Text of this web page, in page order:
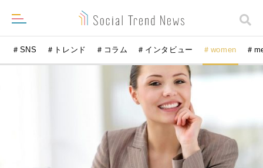
＃SNS ＃トレンド ＃コラム ＃インタビュー ＃women ＃